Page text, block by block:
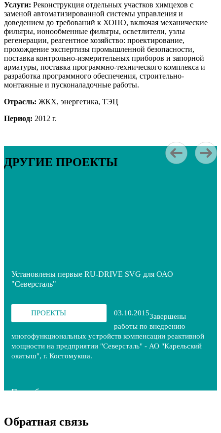
Услуги: Реконструкция отдельных участков химцехов с
заменой автоматизированной системы управления и
доведением до требований к ХОПО, включая механические
фильтры, ионообменные фильтры, осветлители, узлы
регенерации, реагентное хозяйство: проектирование,
прохождение экспертизы промышленной безопасности,
поставка контрольно-измерительных приборов и запорной
арматуры, поставка программно-технического комплекса и
разработка программного обеспечения, строительно-
монтажные и пусконаладочные работы.
Отрасль: ЖКХ, энергетика, ТЭЦ
Период: 2012 г.
ДРУГИЕ ПРОЕКТЫ
Установлены первые RU-DRIVE SVG для ОАО
"Северсталь"
ПРОЕКТЫ 03.10.2015Завершены
работы по внедрению
многофункциональных устройств компенсации реактивной
мощности на предприятии "Северсталь" - АО "Карельский
окатыш", г. Костомукша.
Подробнее
Обратная связь